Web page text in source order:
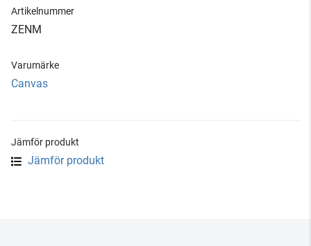
Artikelnummer
ZENM
Varumärke
Canvas
Jämför produkt
Jämför produkt